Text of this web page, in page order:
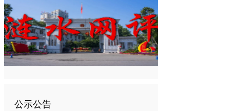
公示公告